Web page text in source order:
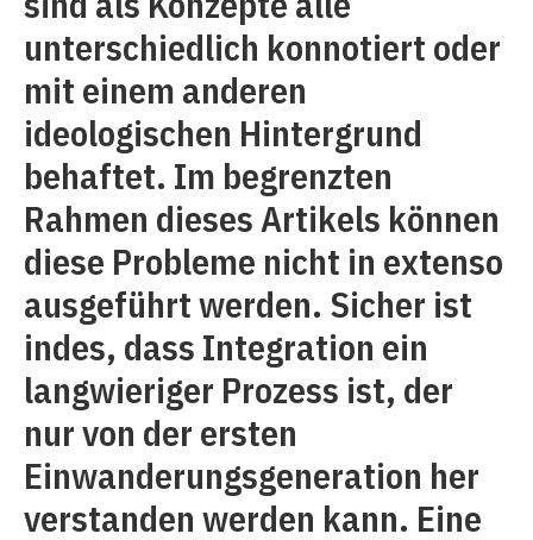
unterschiedlich konnotiert oder
mit einem anderen
ideologischen Hintergrund
behaftet. Im begrenzten
Rahmen dieses Artikels können
diese Probleme nicht in extenso
ausgeführt werden. Sicher ist
indes, dass Integration ein
langwieriger Prozess ist, der
nur von der ersten
Einwanderungsgeneration her
verstanden werden kann. Eine